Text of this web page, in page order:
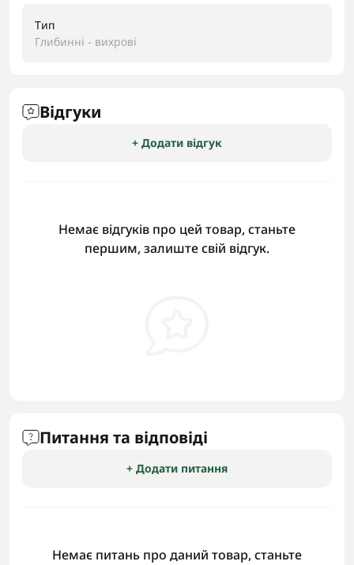
Тип
Глибинні - вихрові
Відгуки
+ Додати відгук
Немає відгуків про цей товар, станьте
першим, залиште свій відгук.
Питання та відповіді
+ Додати питання
Немає питань про даний товар, станьте